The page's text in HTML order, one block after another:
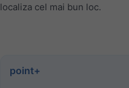
localiza cel mai bun loc.
point+